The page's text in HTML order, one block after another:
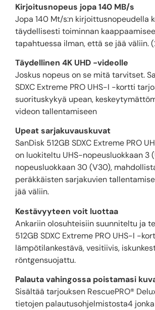
Kirjoitusnopeus jopa 140 MB/s
Jopa 140 Mt/s:n kirjoittusnopeudella
täydellisesti toiminnan
tapahtuessa ilman, että se jää väliin.
Täydellinen 4K UHD -videolle
Joskus nopeus on se mitä tarvitset.
SDXC Extreme PRO UHS-I -kortti
suorituskykyä upean,
videon tallentamiseen
Upeat sarjakuvauskuvat
SanDisk 512GB SDXC Extreme PRO
on luokiteltu UHS-nopeusluokkaan 3
nopeusluokkaan 30 (V30),
peräkkäisten sarjakuvien
jää väliin.
Kestävyyteen voit luottaa
Ankariin olosuhteisiin suunniteltu ja
512GB SDXC Extreme PRO UHS-I -
lämpötilankestävä, vesitiivis,
röntgensuojattu.
Palauta vahingossa poistamasi
Sisältää tarjouksen RescuePRO®
tietojen palautusohjelmistosta4